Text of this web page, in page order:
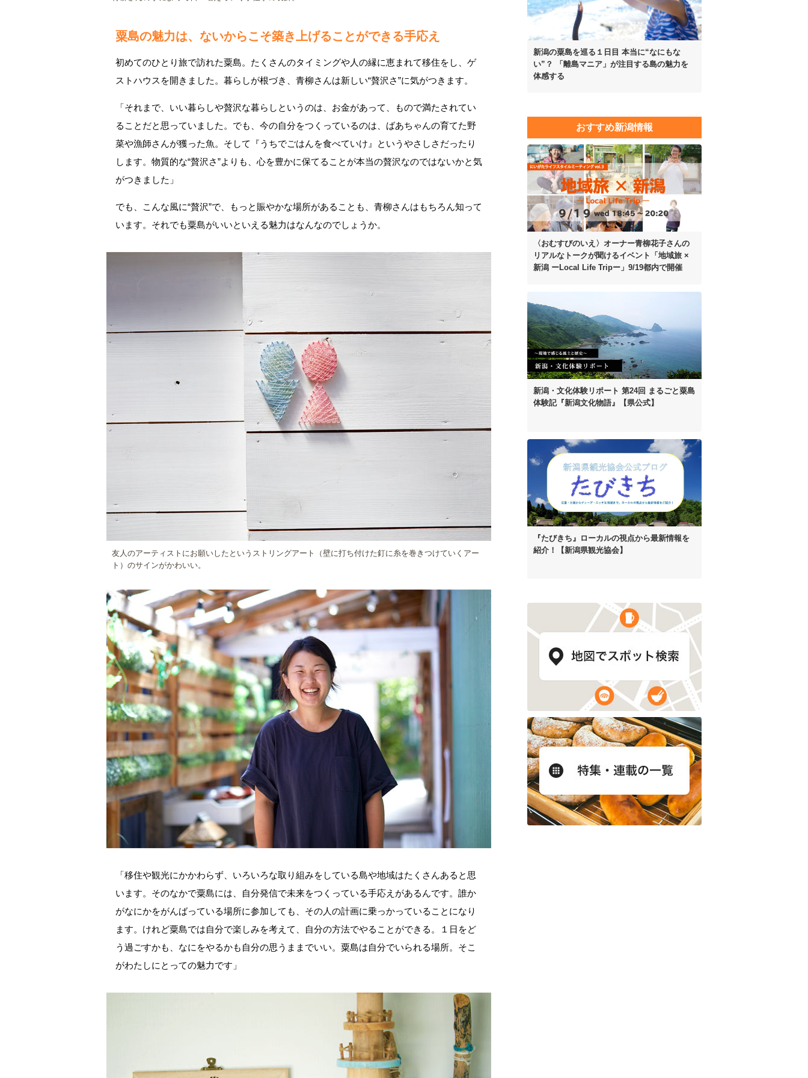
粟島の魅力は、ないからこそ築き上げることができる手応え
初めてのひとり旅で訪れた粟島。たくさんのタイミングや人の縁に恵まれて移住をし、ゲ
ストハウスを開きました。暮らしが根づき、青柳さんは新しい“贅沢さ”に気がつきます。
「それまで、いい暮らしや贅沢な暮らしというのは、お金があって、もので満たされてい
ることだと思っていました。でも、今の自分をつくっているのは、ばあちゃんの育てた野
菜や漁師さんが獲った魚。そして『うちでごはんを食べていけ』というやさしさだったり
します。物質的な“贅沢さ”よりも、心を豊かに保てることが本当の贅沢なのではないかと気
がつきました」
でも、こんな風に“贅沢”で、もっと賑やかな場所があることも、青柳さんはもちろん知って
います。それでも粟島がいいといえる魅力はなんなのでしょうか。
友人のアーティストにお願いしたというストリングアート（壁に打ち付けた釘に糸を巻きつけていくアー
ト）のサインがかわいい。
「移住や観光にかかわらず、いろいろな取り組みをしている島や地域はたくさんあると思
います。そのなかで粟島には、自分発信で未来をつくっている手応えがあるんです。誰か
がなにかをがんばっている場所に参加しても、その人の計画に乗っかっていることになり
ます。けれど粟島では自分で楽しみを考えて、自分の方法でやることができる。１日をど
う過ごすかも、なにをやるかも自分の思うままでいい。粟島は自分でいられる場所。そこ
がわたしにとっての魅力です」
新潟の粟島を巡る１日目 本当に“なにもな
い”？
「離島マニア」が注目する島の魅力を
体感する
おすすめ新潟情報
〈おむすびのいえ〉オーナー青柳花子さんの
リアルなトークが聞けるイベント「地域旅 ×
新潟 ーLocal Life Tripー」9/19都内で開催
新潟・文化体験リポート 第24回 まるごと粟島
体験記『新潟文化物語』【県公式】
『たびきち』ローカルの視点から最新情報を
紹介！【新潟県観光協会】